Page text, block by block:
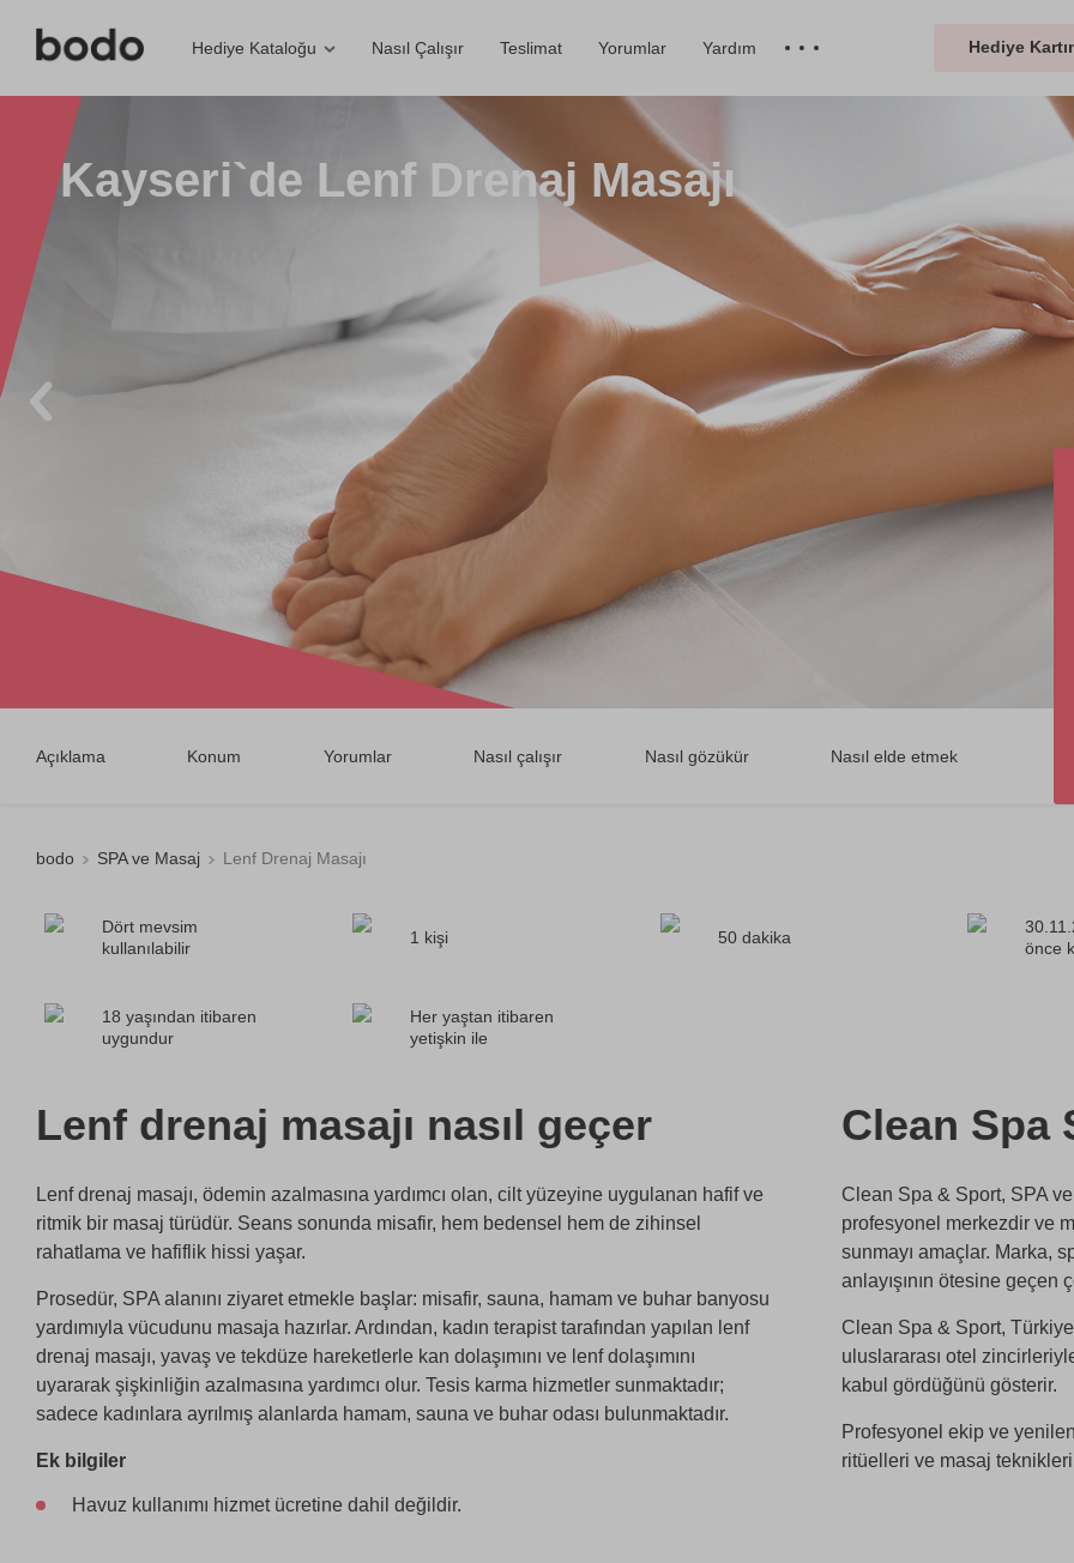
Hediye Kataloğu Nasıl Çalışır Teslimat Yorumlar Yardım Hediye
Kayseri`de Lenf Drenaj Masajı
Açıklama Konum Yorumlar Nasıl çalışır Nasıl gözükür Nasıl elde etmek
bodo SPA ve Masaj Lenf Drenaj Masajı
Dört mevsim
kullanılabilir
1 kişi 50 dakika
önce
18 yaşından itibaren
uygundur
Her yaştan itibaren
yetişkin ile
Lenf drenaj masajı nasıl geçer
Lenf drenaj masajı, ödemin azalmasına yardımcı olan, cilt yüzeyine uygulanan hafif ve
ritmik bir masaj türüdür. Seans sonunda misafir, hem bedensel hem de zihinsel
rahatlama ve hafiflik hissi yaşar.
Prosedür, SPA alanını ziyaret etmekle başlar: misafir, sauna, hamam ve buhar banyosu
yardımıyla vücudunu masaja hazırlar. Ardından, kadın terapist tarafından yapılan lenf
drenaj masajı, yavaş ve tekdüze hareketlerle kan dolaşımını ve lenf dolaşımını
uyararak şişkinliğin azalmasına yardımcı olur. Tesis karma hizmetler sunmaktadır;
sadece kadınlara ayrılmış alanlarda hamam, sauna ve buhar odası bulunmaktadır.
Ek bilgiler
Havuz kullanımı hizmet ücretine dahil değildir.
Clean
Clean Spa & Sport, SPA
profesyonel merkezdir ve
sunmayı amaçlar. Marka,
anlayışının ötesine geçen
Clean Spa & Sport,
uluslararası otel
kabul gördüğünü gösterir.
Profesyonel ekip ve
ritüelleri ve masaj